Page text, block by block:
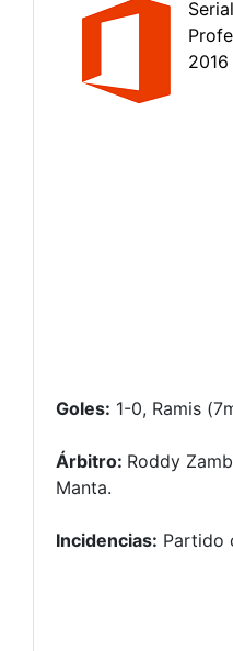
Goles: 1-0, Ramis
Árbitro: Roddy
Manta.
Incidencias: Partido